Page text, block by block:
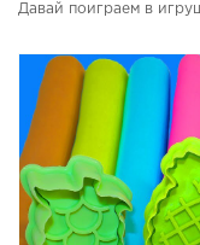
Давай поиграем в